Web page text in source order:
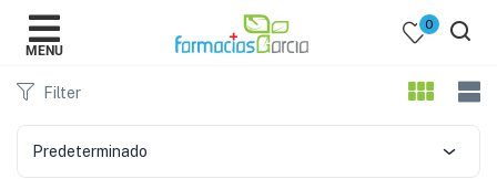
MENU
0
Filter
Predeterminado